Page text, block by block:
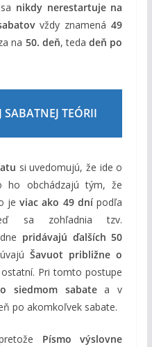
nikdy nerestartuje na
vždy znamená49
na 50. deň, tedadeň po
TEÓRII
si uvedomujú, že ide o
ho obchádzajú tým, že
jeviac ako 49 dní podľa
sa zohľadnia tzv.
pridávajú ďalších 50
Šavuot približne o
Pri tomto postupe
siedmom sabatea v
po akomkoľvek sabate.
Písmo výslovne